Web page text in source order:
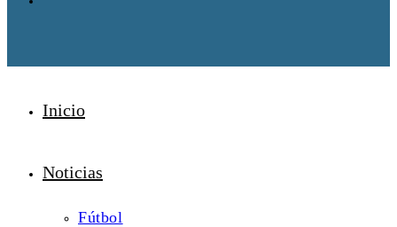
Inicio
Noticias
Fútbol